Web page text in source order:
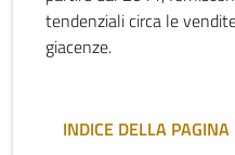
tendenziali circa le
giacenze.
INDICE DELLA PAGINA